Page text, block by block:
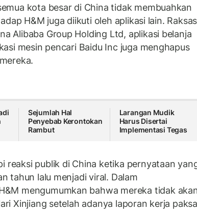
kota besar di China tidak membuahkan
H&M juga diikuti oleh aplikasi lain.
Alibaba Group Holding Ltd, aplikasi belanja
mesin pencari Baidu Inc juga menghapus
Sejumlah Hal
Penyebab Kerontokan
Rambut
Larangan Mudik
Harus Disertai
Implementasi Tegas
reaksi publik di China ketika pernyataan
tahun lalu menjadi viral. Dalam
mengumumkan bahwa mereka tidak
Xinjiang setelah adanya laporan kerja